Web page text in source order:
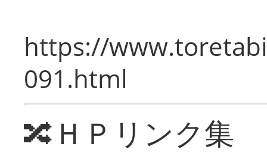
https://
091.html
🔀ＨＰリンク集